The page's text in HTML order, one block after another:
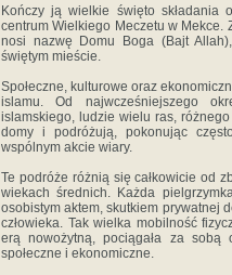
Kończy ją wielkie święto składania
centrum Wielkiego Meczetu w Mekce.
nosi nazwę Domu Boga (Bajt
świętym mieście.
Społeczne, kulturowe oraz
islamu. Od najwcześniejszego
islamskiego, ludzie wielu ras,
domy i podróżują, pokonując
wspólnym akcie wiary.
Te podróże różnią się całkowicie od
wiekach średnich. Każda
osobistym aktem, skutkiem prywatnej
człowieka. Tak wielka mobilność
erą nowożytną, pociągała za sobą
społeczne i ekonomiczne.